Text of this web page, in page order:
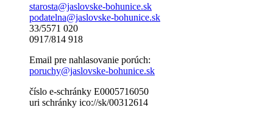
starosta@jaslovske-bohunice.sk
podatelna@jaslovske-bohunice.sk
33/5571 020
0917/814 918
Email pre nahlasovanie porúch:
poruchy@jaslovske-bohunice.sk
číslo e-schránky E0005716050
uri schránky ico://sk/00312614